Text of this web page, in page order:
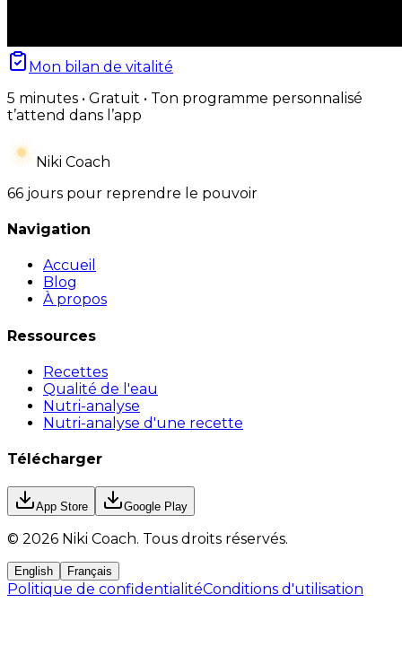
Mon bilan de vitalité
5 minutes • Gratuit • Ton programme personnalisé
t’attend dans l’app
Niki Coach
66 jours pour reprendre le pouvoir
Navigation
Accueil
Blog
À propos
Ressources
Recettes
Qualité de l'eau
Nutri-analyse
Nutri-analyse d'une recette
Télécharger
App Store Google Play
© 2026 Niki Coach. Tous droits réservés.
English Français
Politique de confidentialitéConditions d'utilisation